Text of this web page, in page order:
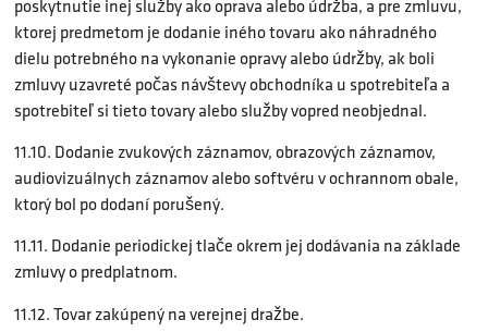
poskytnutie inej služby ako oprava alebo údržba, a pre zmluvu,
ktorej predmetom je dodanie iného tovaru ako náhradného
dielu potrebného na vykonanie opravy alebo údržby, ak boli
zmluvy uzavreté počas návštevy obchodníka u spotrebiteľa a
spotrebiteľ si tieto tovary alebo služby vopred neobjednal.
11.10. Dodanie zvukových záznamov, obrazových záznamov,
audiovizuálnych záznamov alebo softvéru v ochrannom obale,
ktorý bol po dodaní porušený.
11.11. Dodanie periodickej tlače okrem jej dodávania na základe
zmluvy o predplatnom.
11.12. Tovar zakúpený na verejnej dražbe.